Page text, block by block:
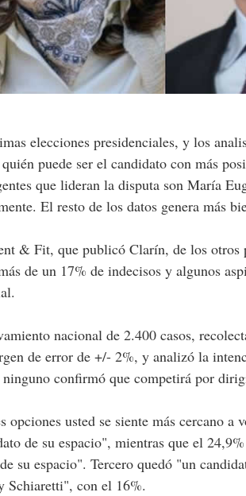
elecciones presidenciales, y los
puede ser el candidato con más
que lideran la disputa son María
El resto de los datos genera más
& Fit, que publicó Clarín, de los otros
de un 17% de indecisos y algunos
nacional de 2.400 casos,
de error de +/- 2%, y analizó la
confirmó que competirá por
usted se siente más cercano a
de su espacio", mientras que el
su espacio". Tercero quedó "un
Schiaretti", con el 16%.